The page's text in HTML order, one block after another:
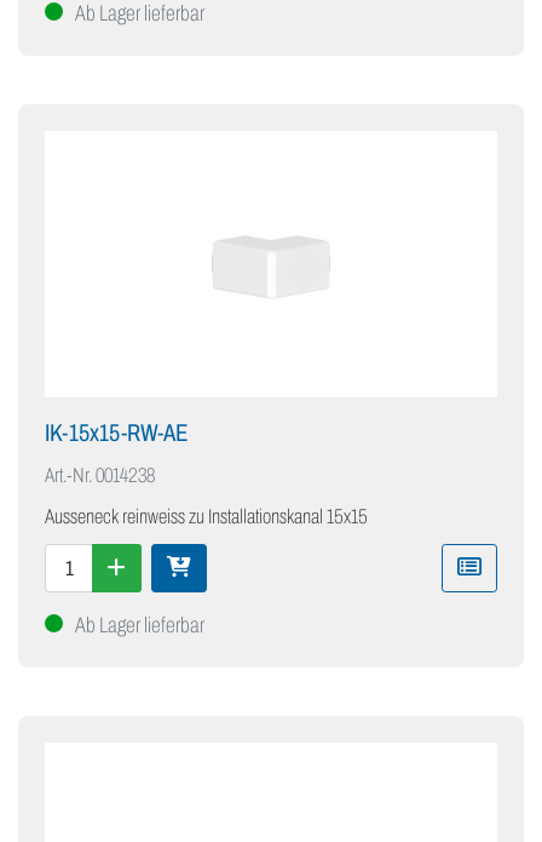
Ab Lager lieferbar
IK-15x15-RW-AE
Art.-Nr.0014238
Ausseneck reinweiss zu Installationskanal 15x15
Ab Lager lieferbar